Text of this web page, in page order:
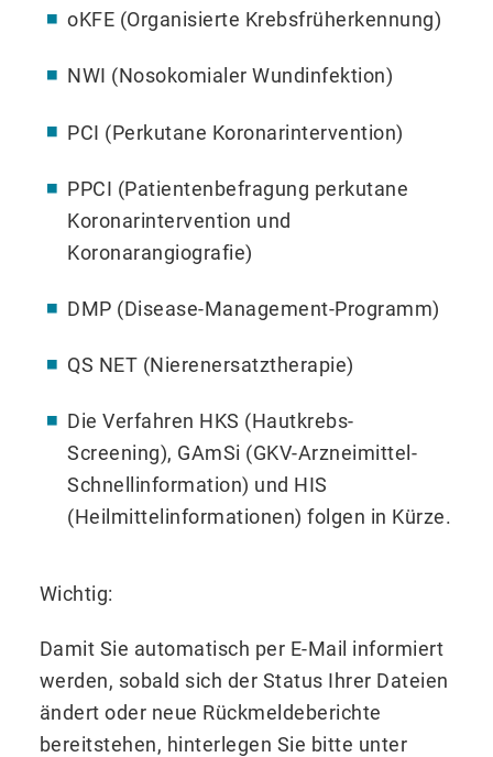
oKFE (Organisierte Krebsfrüherkennung)
NWI (Nosokomialer Wundinfektion)
PCI (Perkutane Koronarintervention)
PPCI (Patientenbefragung perkutane
Koronarintervention und
Koronarangiografie)
DMP (Disease-Management-Programm)
QS NET (Nierenersatztherapie)
Die Verfahren HKS (Hautkrebs-
Screening), GAmSi (GKV-Arzneimittel-
Schnellinformation) und HIS
(Heilmittelinformationen) folgen in Kürze.
Wichtig:
Damit Sie automatisch per E-Mail informiert
werden, sobald sich der Status Ihrer Dateien
ändert oder neue Rückmeldeberichte
bereitstehen, hinterlegen Sie bitte unter